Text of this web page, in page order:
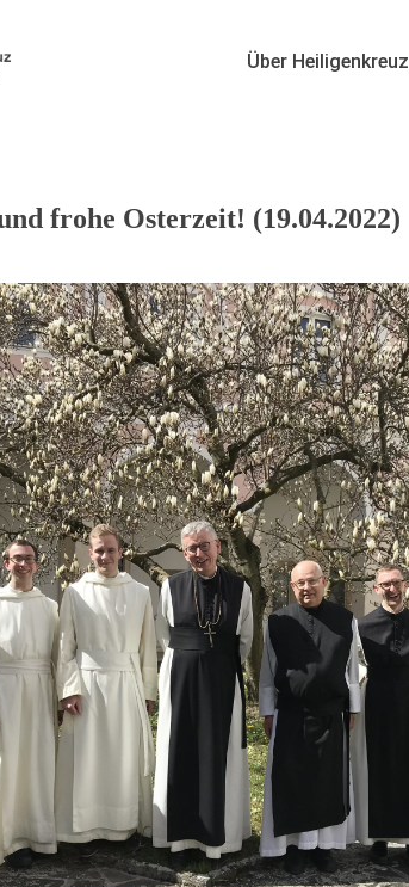
Über Heiligenkreuz
frohe Osterzeit! (19.04.2022)